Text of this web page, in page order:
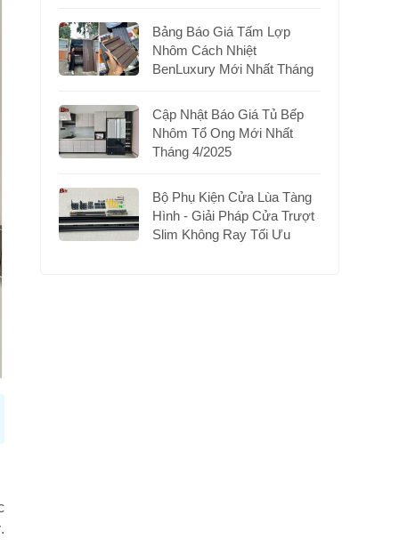
Bảng Báo Giá Tấm Lợp
Nhôm Cách Nhiệt
BenLuxury Mới Nhất Tháng
Cập Nhật Báo Giá Tủ Bếp
Nhôm Tổ Ong Mới Nhất
Tháng 4/2025
Bộ Phụ Kiện Cửa Lùa Tàng
Hình - Giải Pháp Cửa Trượt
Slim Không Ray Tối Ưu